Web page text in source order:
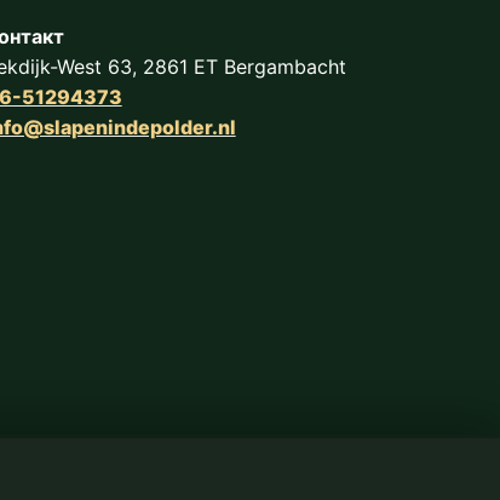
West 63, 2861 ET Bergambacht
51294373